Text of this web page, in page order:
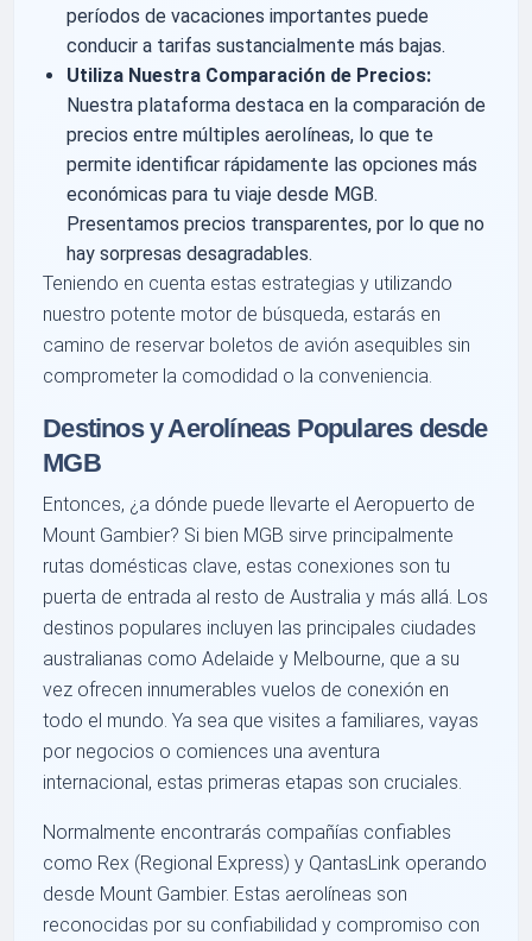
períodos de vacaciones importantes puede
conducir a tarifas sustancialmente más bajas.
Utiliza Nuestra Comparación de Precios:
Nuestra plataforma destaca en la comparación de
precios entre múltiples aerolíneas, lo que te
permite identificar rápidamente las opciones más
económicas para tu viaje desde MGB.
Presentamos precios transparentes, por lo que no
hay sorpresas desagradables.
Teniendo en cuenta estas estrategias y utilizando
nuestro potente motor de búsqueda, estarás en
camino de reservar boletos de avión asequibles sin
comprometer la comodidad o la conveniencia.
Destinos y Aerolíneas Populares desde
MGB
Entonces, ¿a dónde puede llevarte el Aeropuerto de
Mount Gambier? Si bien MGB sirve principalmente
rutas domésticas clave, estas conexiones son tu
puerta de entrada al resto de Australia y más allá. Los
destinos populares incluyen las principales ciudades
australianas como Adelaide y Melbourne, que a su
vez ofrecen innumerables vuelos de conexión en
todo el mundo. Ya sea que visites a familiares, vayas
por negocios o comiences una aventura
internacional, estas primeras etapas son cruciales.
Normalmente encontrarás compañías confiables
como Rex (Regional Express) y QantasLink operando
desde Mount Gambier. Estas aerolíneas son
reconocidas por su confiabilidad y compromiso con